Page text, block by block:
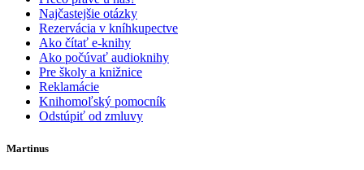
Najčastejšie otázky
Rezervácia v kníhkupectve
Ako čítať e-knihy
Ako počúvať audioknihy
Pre školy a knižnice
Reklamácie
Knihomoľský pomocník
Odstúpiť od zmluvy
Martinus